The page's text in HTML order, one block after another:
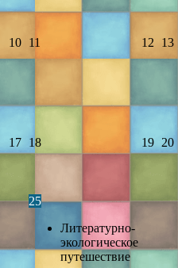
10 11 12 13
17 18 19 20
25
Литературно-
экологическое
путешествие